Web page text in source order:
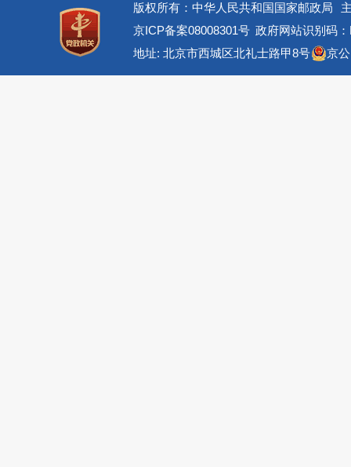
版权所有：中华人民共和国国家邮政局
京ICP备案08008301号 政府网站识别码
地址: 北京市西城区北礼士路甲8号
京